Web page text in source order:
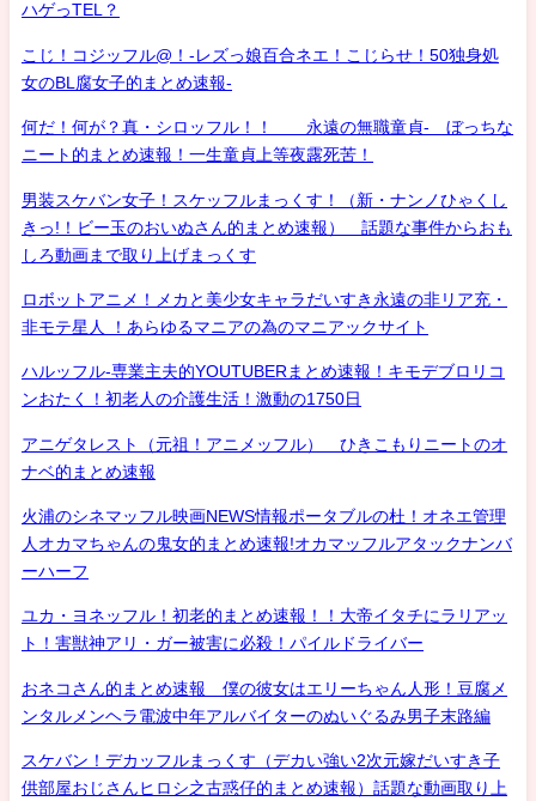
ハゲっTEL？
こじ！コジッフル@！-レズっ娘百合ネエ！こじらせ！50独身処
女のBL腐女子的まとめ速報-
何だ！何が？真・シロッフル！！ 永遠の無職童貞- ぼっちな
ニート的まとめ速報！一生童貞上等夜露死苦！
男装スケバン女子！スケッフルまっくす！（新・ナンノひゃくし
きっ!！ビー玉のおいぬさん的まとめ速報） 話題な事件からおも
しろ動画まで取り上げまっくす
ロボットアニメ！メカと美少女キャラだいすき永遠の非リア充・
非モテ星人 ！あらゆるマニアの為のマニアックサイト
ハルッフル-専業主夫的YOUTUBERまとめ速報！キモデブロリコ
ンおたく！初老人の介護生活！激動の1750日
アニゲタレスト（元祖！アニメッフル） ひきこもりニートのオ
ナベ的まとめ速報
火浦のシネマッフル映画NEWS情報ポータブルの杜！オネエ管理
人オカマちゃんの鬼女的まとめ速報!オカマッフルアタックナンバ
ーハーフ
ユカ・ヨネッフル！初老的まとめ速報！！大帝イタチにラリアッ
ト！害獣神アリ・ガー被害に必殺！パイルドライバー
おネコさん的まとめ速報 僕の彼女はエリーちゃん人形！豆腐メ
ンタルメンヘラ電波中年アルバイターのぬいぐるみ男子末路編
スケバン！デカッフルまっくす（デカい強い2次元嫁だいすき子
供部屋おじさんヒロシ之古惑仔的まとめ速報）話題な動画取り上